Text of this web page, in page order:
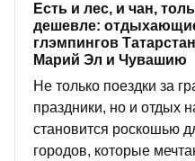
Есть и лес, и чан,
дешевле:
глэмпингов
Марий Эл и Чувашию
Не только поездки за
праздники, но и отдых
становится роскошью
городов, которые